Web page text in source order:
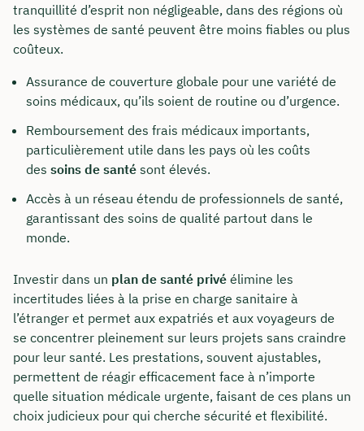
tranquillité d’esprit non négligeable, dans des régions où
les systèmes de santé peuvent être moins fiables ou plus
coûteux.
Assurance de couverture globale pour une variété de
soins médicaux, qu’ils soient de routine ou d’urgence.
Remboursement des frais médicaux importants,
particulièrement utile dans les pays où les coûts
des soins de santé sont élevés.
Accès à un réseau étendu de professionnels de santé,
garantissant des soins de qualité partout dans le
monde.
Investir dans un plan de santé privé élimine les
incertitudes liées à la prise en charge sanitaire à
l’étranger et permet aux expatriés et aux voyageurs de
se concentrer pleinement sur leurs projets sans craindre
pour leur santé. Les prestations, souvent ajustables,
permettent de réagir efficacement face à n’importe
quelle situation médicale urgente, faisant de ces plans un
choix judicieux pour qui cherche sécurité et flexibilité.